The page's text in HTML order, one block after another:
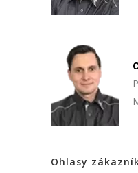
Ohlasy